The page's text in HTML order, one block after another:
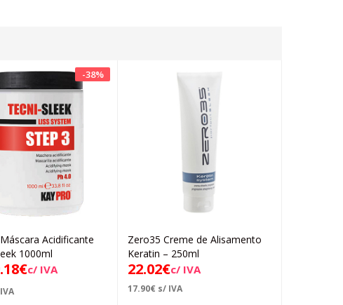
-38%
Adicionar
Acidificante
1000ml
€c/ IVA
Adicionar
Zero35 Creme de Alisamento
Keratin – 250ml
22.02€c/ IVA
17.90€ s/ IVA